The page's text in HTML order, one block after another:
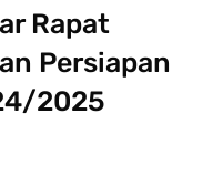
Rapat
Persiapan
2025